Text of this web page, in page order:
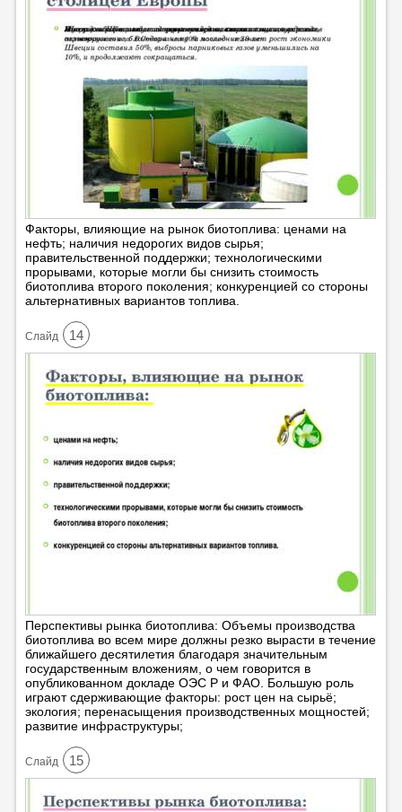
Факторы, влияющие на рынок биотоплива: ценами на
нефть; наличия недорогих видов сырья;
правительственной поддержки; технологическими
прорывами, которые могли бы снизить стоимость
биотоплива второго поколения; конкуренцией со стороны
альтернативных вариантов топлива.
Cлайд 14
Перспективы рынка биотоплива: Объемы производства
биотоплива во всем мире должны резко вырасти в течение
ближайшего десятилетия благодаря значительным
государственным вложениям, о чем говорится в
опубликованном докладе ОЭС Р и ФАО. Большую роль
играют сдерживающие факторы: рост цен на сырьё;
экология; перенасыщения производственных мощностей;
развитие инфраструктуры;
Cлайд 15